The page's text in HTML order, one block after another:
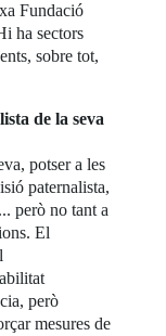
Fundació
ha sectors
sobre tot,
de la seva
potser a les
paternalista,
però no tant a
El
però
mesures de